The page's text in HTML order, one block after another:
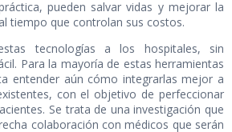
pueden salvar vidas y mejorar la
tiempo que controlan sus costos.
tecnologías a los hospitales, sin
Para la mayoría de estas herramientas
entender aún cómo integrarlas mejor a
con el objetivo de perfeccionar
Se trata de una investigación que
colaboración con médicos que serán